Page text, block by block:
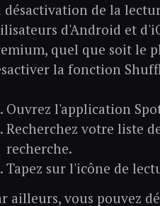
désactivation de la
d'Android et
quel que soit le
la fonction
Ouvrez l'application
Recherchez votre liste
recherche.
Tapez sur l'icône de
ailleurs, vous pouvez